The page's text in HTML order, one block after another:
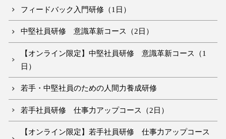
フィードバック入門研修（1日）
中堅社員研修 意識革新コース（2日）
【オンライン限定】中堅社員研修 意識革新コース（1
日）
若手・中堅社員のための人間力養成研修
若手社員研修 仕事力アップコース（2日）
【オンライン限定】若手社員研修 仕事力アップコース